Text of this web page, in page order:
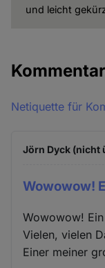
und leicht
Netiquette für
Jörn Dyck (nicht
Wowowow!
Wowowow!
Vielen, vielen
Einer meiner